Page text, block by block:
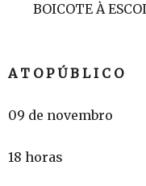
BOICOTE À
A T O P Ú B L I C O
09 de novembro
18 horas